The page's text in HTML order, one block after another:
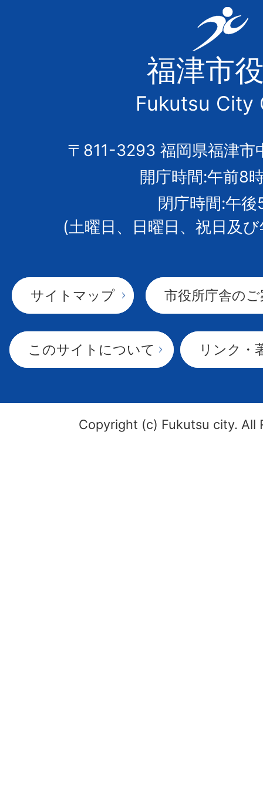
福
津
市
の
市
章
福津市
Fukutsu City
〒811-3293 福岡県福津市
開庁時間:午前8
閉庁時間:午後
(土曜日、日曜日、祝日及
サイトマップ 市役所庁舎の
このサイトについて リンク・
Copyright (c) Fukutsu city. All